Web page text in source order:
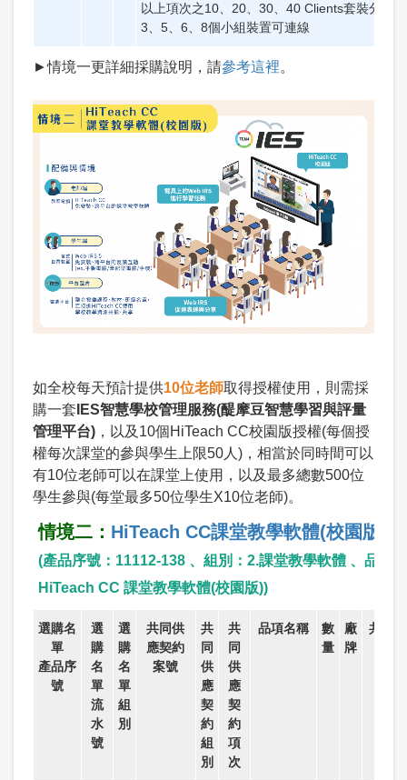
以上項次之10、20、30、40 Clients套裝分別
3、5、6、8個小組裝置可連線
►情境一更詳細採購說明，請參考這裡。
如全校每天預計提供10位老師取得授權使用，則需採
購一套 IES智慧學校管理服務(醍摩豆智慧學習與評量
管理平台)，以及10個HiTeach CC校園版授權(每個授
權每次課堂的參與學生上限50人)，相當於同時間可以
有10位老師可以在課堂上使用，以及最多總數500位
學生參與(每堂最多50位學生X10位老師)。
情境二： HiTeach CC課堂教學軟體(校園版)
(產品序號：11112-138 、組別：2.課堂教學軟體 、品項
HiTeach CC 課堂教學軟體(校園版))
選購名
單
產品序
號
選
購
名
單
流
水
號
選
購
名
單
組
別
共同供
應契約
案號
共
同
供
應
契
約
組
別
共
同
供
應
契
約
項
次
品項名稱
數
量
廠
牌
共契